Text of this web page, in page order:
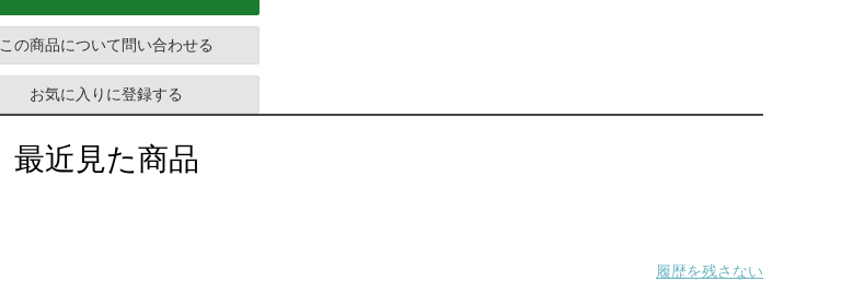
この商品について問い合わせる
お気に入りに登録する
最近見た商品
履歴を残さない